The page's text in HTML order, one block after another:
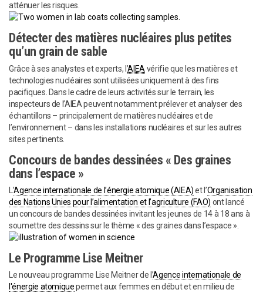
atténuer les risques.
Détecter des matières nucléaires plus petites
qu’un grain de sable
Grâce à ses analystes et experts, l’AIEA vérifie que les matières et
technologies nucléaires sont utilisées uniquement à des fins
pacifiques. Dans le cadre de leurs activités sur le terrain, les
inspecteurs de l’AIEA peuvent notamment prélever et analyser des
échantillons – principalement de matières nucléaires et de
l’environnement – dans les installations nucléaires et sur les autres
sites pertinents.
Concours de bandes dessinées « Des graines
dans l’espace »
L’Agence internationale de l’énergie atomique (AIEA)et l’Organisation
des Nations Unies pour l’alimentation et l’agriculture (FAO) ont lancé
un concours de bandes dessinées invitant les jeunes de 14 à 18 ans à
soumettre des dessins sur le thème « des graines dans l’espace ».
Le Programme Lise Meitner
Le nouveau programme Lise Meitner de l’Agence internationale de
l'énergie atomiquepermet aux femmes en début et en milieu de